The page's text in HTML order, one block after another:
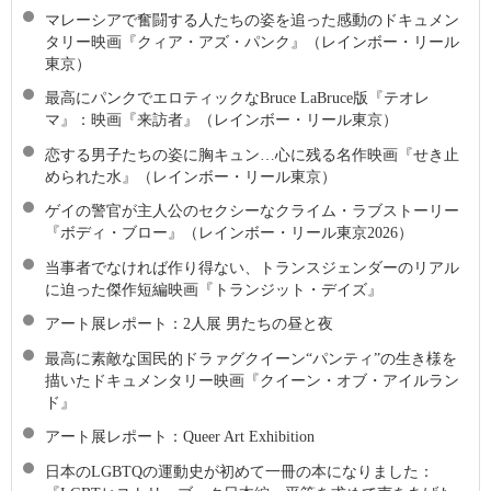
マレーシアで奮闘する人たちの姿を追った感動のドキュメン
タリー映画『クィア・アズ・パンク』（レインボー・リール
東京）
最高にパンクでエロティックなBruce LaBruce版『テオレ
マ』：映画『来訪者』（レインボー・リール東京）
恋する男子たちの姿に胸キュン…心に残る名作映画『せき止
められた水』（レインボー・リール東京）
ゲイの警官が主人公のセクシーなクライム・ラブストーリー
『ボディ・ブロー』（レインボー・リール東京2026）
当事者でなければ作り得ない、トランスジェンダーのリアル
に迫った傑作短編映画『トランジット・デイズ』
アート展レポート：2人展 男たちの昼と夜
最高に素敵な国⺠的ドラァグクイーン“パンティ”の生き様を
描いたドキュメンタリー映画『クイーン・オブ・アイルラン
ド』
アート展レポート：Queer Art Exhibition
日本のLGBTQの運動史が初めて一冊の本になりました：